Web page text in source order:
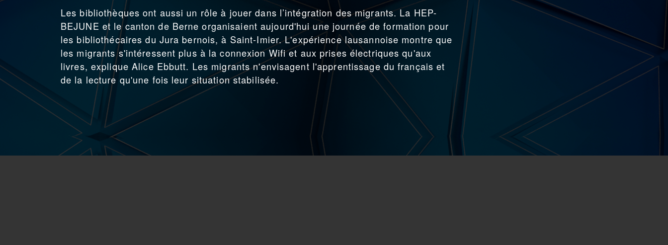
Les bibliothèques ont aussi un rôle à jouer dans l’intégration des migrants. La HEP-
BEJUNE et le canton de Berne organisaient aujourd'hui une journée de formation pour
les bibliothécaires du Jura bernois, à Saint-Imier. L'expérience lausannoise montre que
les migrants s'intéressent plus à la connexion Wifi et aux prises électriques qu'aux
livres, explique Alice Ebbutt. Les migrants n'envisagent l'apprentissage du français et
de la lecture qu'une fois leur situation stabilisée.